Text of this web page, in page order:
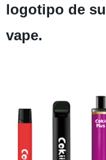
logotipo de
vape.